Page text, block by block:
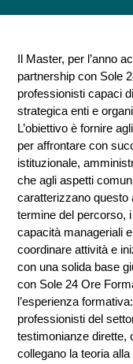
Il Master, per l’anno
partnership con Sole
professionisti capaci
strategica enti e
L’obiettivo è fornire
per affrontare con
istituzionale,
che agli aspetti
caratterizzano questo
termine del percorso,
capacità manageriali
coordinare attività e
con una solida base
con Sole 24 Ore
l’esperienza
professionisti del
testimonianze dirette,
collegano la teoria